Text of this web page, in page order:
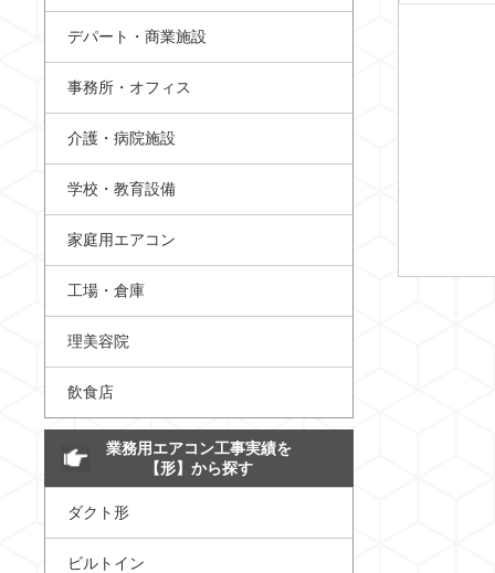
デパート・商業施設
事務所・オフィス
介護・病院施設
学校・教育設備
家庭用エアコン
工場・倉庫
理美容院
飲食店
業務用エアコン工事実績を
【形】から探す
ダクト形
ビルトイン